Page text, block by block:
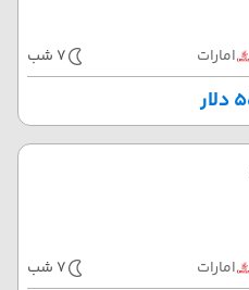
امارات 7 شب
امارات 7 شب